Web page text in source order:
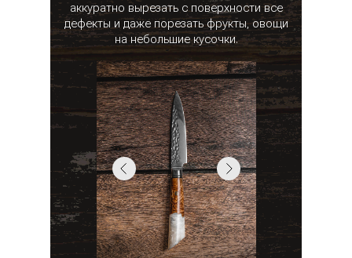
аккуратно вырезать с поверхности все
дефекты и даже порезать фрукты, овощи
на небольшие кусочки.